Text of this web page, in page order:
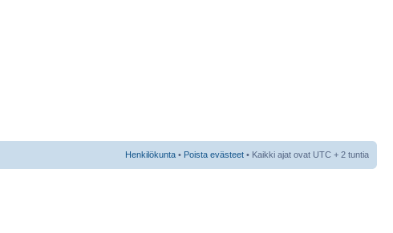
Henkilökunta • Poista evästeet • Kaikki ajat ovat UTC + 2 tuntia